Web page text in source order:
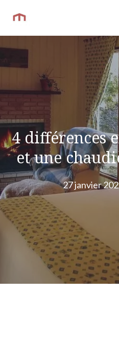
contenu
4 différences
et une
27 janvier